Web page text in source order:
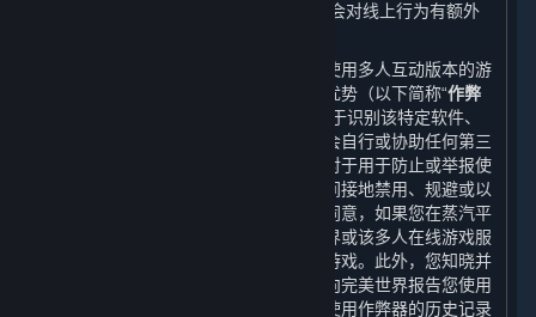
容和服务的开发方/运营方条款中可能还会对线上行为有额外
某些软件、硬件程序或功能可能在用户使用多人互动版本的游
戏或其修改版本中给予用户不公平竞争优势（以下简称“作弊
”），蒸汽平台以及内容和服务具有用于识别该特定软件、
硬件程序或功能之功能。您同意，您不会自行或协助任何第三
方以任何形式开发制作或使用作弊器。对于用于防止或举报使
用作弊器的软件，您同意您不会直接或间接地禁用、规避或以
其他方式干扰该软件的运行。您知晓并同意，如果您在蒸汽平
台或内容和服务中使用作弊器，完美世界或该多人在线游戏服
务提供方可能将禁止您参与该多人在线游戏。此外，您知晓并
同意，多人在线游戏服务提供方可能会向完美世界报告您使用
作弊器的情况，完美世界也可能会将您使用作弊器的历史记录